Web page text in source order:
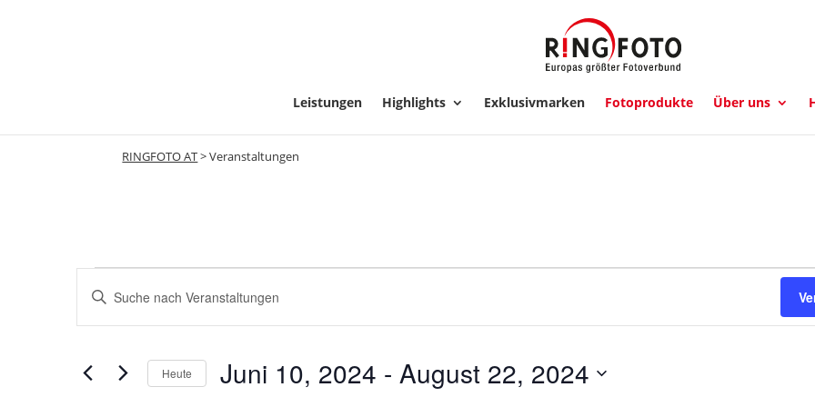
Leistungen Highlights Exklusivmarken Fotoprodukte Über uns
RINGFOTO AT>Veranstaltungen
Veranstaltungen
Veranstaltungen
Such-
und
Geben
Sie
Schlüsselwort.
Heute Juni 10, 2024 - August 22, 2024